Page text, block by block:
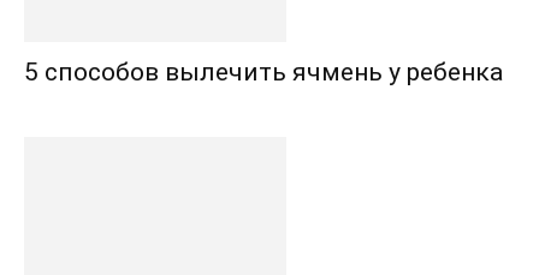
5 способов вылечить ячмень у ребенка